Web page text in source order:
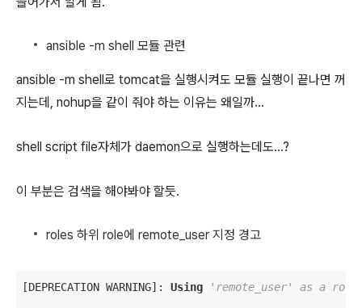
ansible -m shell 모듈 관련
ansible -m shell로 tomcat을 실행시켜도 모듈 실행이 끝나면 꺼
지는데, nohup을 같이 줘야 하는 이유는 왜일까…
shell script file자체가 daemon으로 실행하는데도…?
이 부분은 검색을 해야봐야 할듯.
roles 하위 role에 remote_user 지정 경고
[DEPRECATION WARNING]: Using 'remote_user' as a